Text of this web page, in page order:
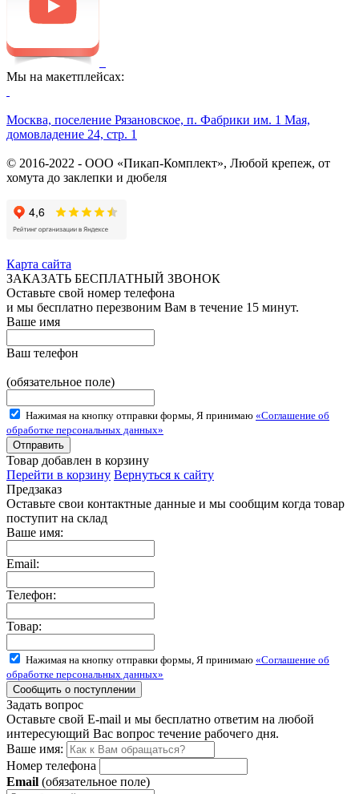
Мы на макетплейсах:
Москва, поселение Рязановское, п. Фабрики им. 1 Мая,
домовладение 24, стр. 1
© 2016-2022 - ООО «Пикап-Комплект», Любой крепеж, от
хомута до заклепки и дюбеля
Карта сайта
ЗАКАЗАТЬ БЕСПЛАТНЫЙ ЗВОНОК
Оставьте свой номер телефона
и мы бесплатно перезвоним Вам в течение 15 минут.
Ваше имя
Ваш телефон
(обязательное поле)
Нажимая на кнопку отправки формы, Я принимаю «Соглашение об
обработке персональных данных»
Товар добавлен в корзину
Перейти в корзину Вернуться к сайту
Предзаказ
Оставьте свои контактные данные и мы сообщим когда товар
поступит на склад
Ваше имя:
Email:
Телефон:
Товар:
Нажимая на кнопку отправки формы, Я принимаю «Соглашение об
обработке персональных данных»
Задать вопрос
Оставьте свой E-mail и мы бесплатно ответим на любой
интересующий Вас вопрос течение рабочего дня.
Ваше имя:
Номер телефона
Email (обязательное поле)